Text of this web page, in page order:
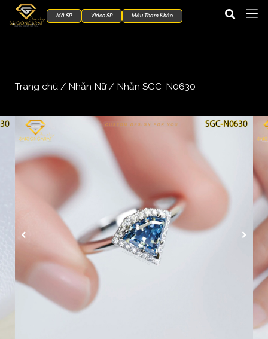
Mã SP Video SP Mẫu Tham Khảo
Trang chủ / Nhẫn Nữ/ Nhẫn SGC-N0630